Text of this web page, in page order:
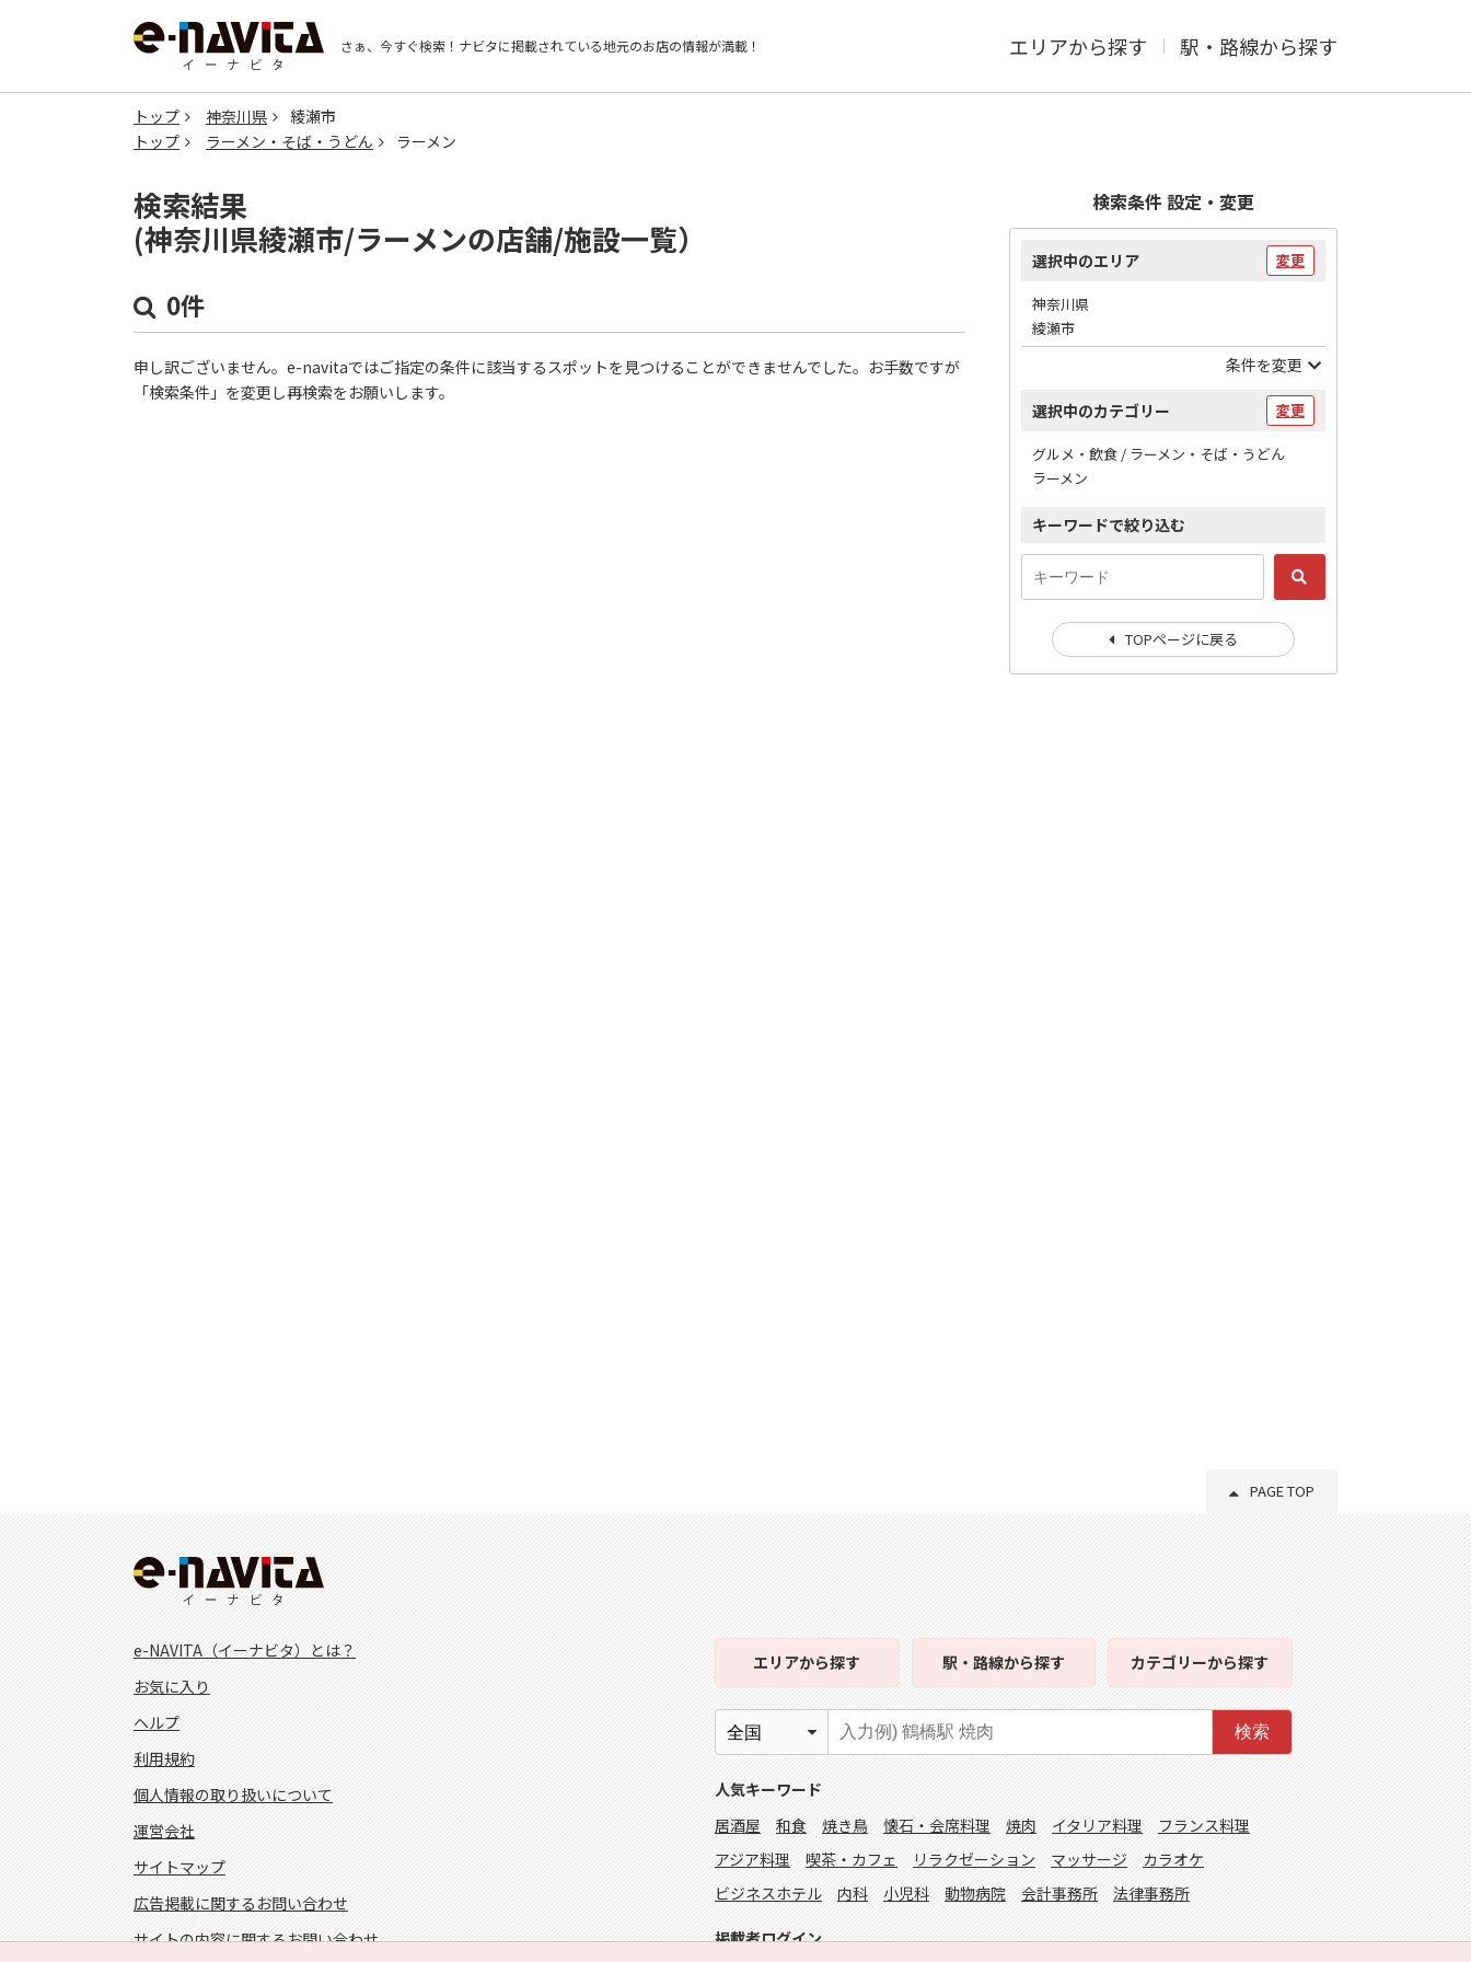
さぁ、今すぐ検索！ ナビタに掲載されている地元のお店の情報が満載！ エリアから探す 駅・路線から探す
トップ 神奈川県
綾瀬市
トップ
ラーメン・そば・うどん ラーメン
検索結果
(神奈川県綾瀬市/ラーメンの店舗/施設一覧）
0件
申し訳ございません。e-navitaではご指定の条件に該当するスポットを見つけることができませんでした。お手数ですが
「検索条件」を変更し再検索をお願いします。
検索条件 設定・変更
選択中のエリア 変更
神奈川県
綾瀬市
条件を変更
選択中のカテゴリー 変更
グルメ・飲食 / ラーメン・そば・うどん
ラーメン
キーワードで絞り込む
TOPページに戻る
PAGE TOP
e-NAVITA（イーナビタ）とは？
お気に入り
ヘルプ
利用規約
個人情報の取り扱いについて
運営会社
サイトマップ
広告掲載に関するお問い合わせ
サイトの内容に関するお問い合わせ
エリアから探す 駅・路線から探す カテゴリーから探す
検索
人気キーワード
居酒屋
和食 焼き鳥 懐石・会席料理 焼肉 イタリア料理
フランス料理
アジア料理
喫茶・カフェ リラクゼーション マッサージ
カラオケ
ビジネスホテル
内科 小児科 動物病院 会計事務所 法律事務所
掲載者ログイン